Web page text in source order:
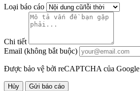
Loại báo cáo
Chi tiết
Email (không bắt buộc)
Được bảo vệ bởi reCAPTCHA của Google
Hủy Gửi báo cáo